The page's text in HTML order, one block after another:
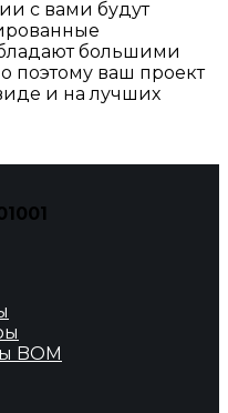
с вами будут
большими
поэтому ваш проект
и на лучших
BOM